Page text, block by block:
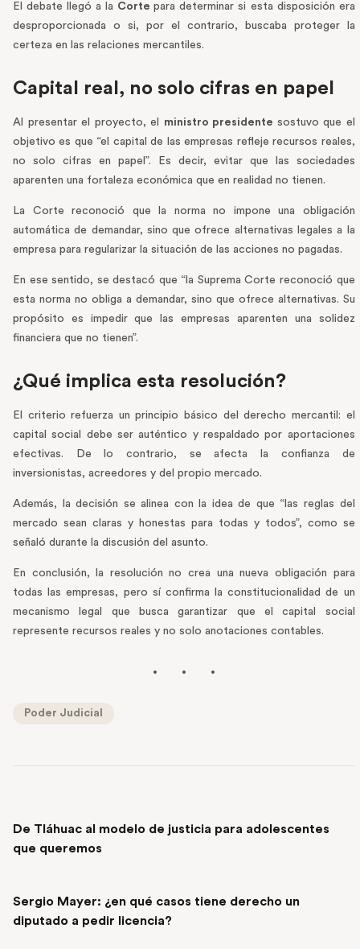
El debate llegó a la Cortepara determinar si esta disposición era
desproporcionada o si, por el contrario, buscaba proteger la
certeza en las relaciones mercantiles.
Capital real, no solo cifras en papel
Al presentar el proyecto, el ministro presidente sostuvo que el
objetivo es que “el capital de las empresas refleje recursos reales,
no solo cifras en papel”. Es decir, evitar que las sociedades
aparenten una fortaleza económica que en realidad no tienen.
La Corte reconoció que la norma no impone una obligación
automática de demandar, sino que ofrece alternativas legales a la
empresa para regularizar la situación de las acciones no pagadas.
En ese sentido, se destacó que “la Suprema Corte reconoció que
esta norma no obliga a demandar, sino que ofrece alternativas. Su
propósito es impedir que las empresas aparenten una solidez
financiera que no tienen”.
¿Qué implica esta resolución?
El criterio refuerza un principio básico del derecho mercantil: el
capital social debe ser auténtico y respaldado por aportaciones
efectivas. De lo contrario, se afecta la confianza de
inversionistas, acreedores y del propio mercado.
Además, la decisión se alinea con la idea de que “las reglas del
mercado sean claras y honestas para todas y todos”, como se
señaló durante la discusión del asunto.
En conclusión, la resolución no crea una nueva obligación para
todas las empresas, pero sí confirma la constitucionalidad de un
mecanismo legal que busca garantizar que el capital social
represente recursos reales y no solo anotaciones contables.
Poder Judicial
De Tláhuac al modelo de justicia para adolescentes
que queremos
Sergio Mayer: ¿en qué casos tiene derecho un
diputado a pedir licencia?